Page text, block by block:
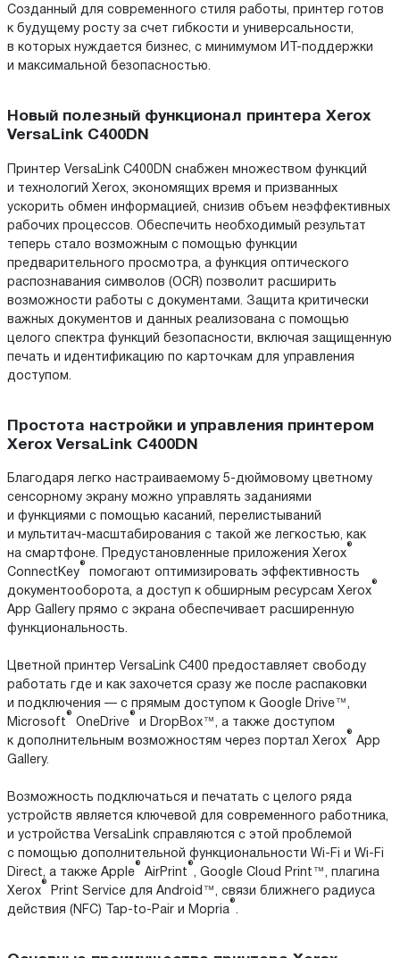
Созданный для современного стиля работы, принтер готов
к будущему росту за счет гибкости и универсальности,
в которых нуждается бизнес, с минимумом ИТ-поддержки
и максимальной безопасностью.
Новый полезный функционал принтера Xerox
VersaLink C400DN
Принтер VersaLink C400DN снабжен множеством функций
и технологий Xerox, экономящих время и призванных
ускорить обмен информацией, снизив объем неэффективных
рабочих процессов. Обеспечить необходимый результат
теперь стало возможным с помощью функции
предварительного просмотра, а функция оптического
распознавания символов (OCR) позволит расширить
возможности работы с документами. Защита критически
важных документов и данных реализована с помощью
целого спектра функций безопасности, включая защищенную
печать и идентификацию по карточкам для управления
доступом.
Простота настройки и управления принтером
Xerox VersaLink C400DN
Благодаря легко настраиваемому 5-дюймовому цветному
сенсорному экрану можно управлять заданиями
и функциями с помощью касаний, перелистываний
и мультитач-масштабирования с такой же легкостью, как
на смартфоне. Предустановленные приложения Xerox
®
ConnectKey
®
помогают оптимизировать эффективность
документооборота, а доступ к обширным ресурсам Xerox
®
App Gallery прямо с экрана обеспечивает расширенную
функциональность.
Цветной принтер VersaLink C400 предоставляет свободу
работать где и как захочется сразу же после распаковки
и подключения — с прямым доступом к Google Drive™,
Microsoft
®
OneDrive
®
и DropBox™, а также доступом
к дополнительным возможностям через портал Xerox
®
App
Gallery.
Возможность подключаться и печатать с целого ряда
устройств является ключевой для современного работника,
и устройства VersaLink справляются с этой проблемой
с помощью дополнительной функциональности Wi-Fi и Wi-Fi
Direct, а также Apple
®
AirPrint
®
, Google Cloud Print™, плагина
Xerox
®
Print Service для Android™, связи ближнего радиуса
действия (NFC) Tap-to-Pair и Mopria
®
.